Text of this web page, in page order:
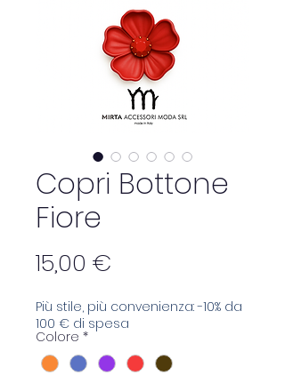
Copri Bottone
Fiore
15,00 €
Più stile, più convenienza: -10% da
100 € di spesa
Colore *